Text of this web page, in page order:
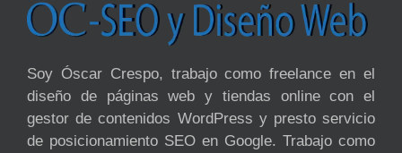
Soy Óscar Crespo, trabajo como freelance en el
diseño de páginas web y tiendas online con el
gestor de contenidos WordPress y presto servicio
de posicionamiento SEO en Google. Trabajo como